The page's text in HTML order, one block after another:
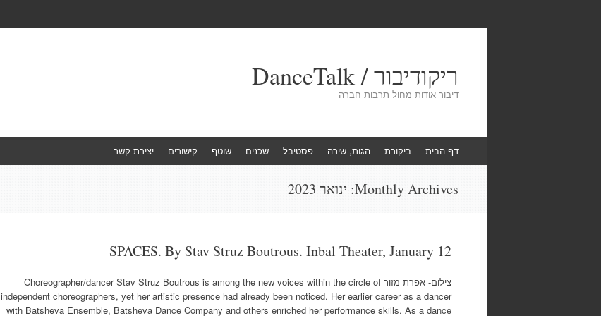
ריקודיבור / DanceTalk
דיבור אודות מחול תרבות חברה
to
דף הבית ביקורת הגות, שירה פסטיבל שכנים שוטף קישורים יצירת קשר
Monthly Archives: ינואר 2023
SPACES. By Stav Struz Boutrous. Inbal Theater, January 12
צילום- אפרת מזור Choreographer/dancer Stav Struz Boutrous is among the new voices within the circle of
independent choreographers, yet her artistic presence had already been noticed. Her earlier career as a dancer
with Batsheva Ensemble, Batsheva Dance Company and others enriched her performance skills. As a dance